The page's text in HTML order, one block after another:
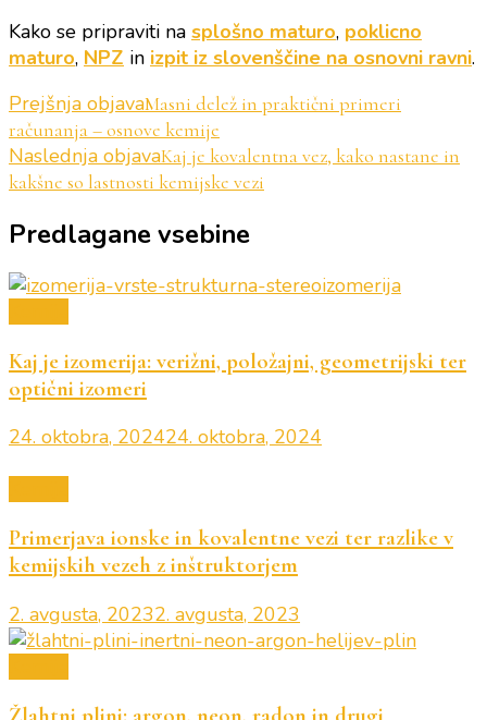
Kako se pripraviti na splošno maturo, poklicno
maturo, NPZ in izpit iz slovenščine na osnovni ravni.
Navigacija
objav
Prejšnja objavaMasni delež in praktični primeri
računanja – osnove kemije
Naslednja objavaKaj je kovalentna vez, kako nastane in
kakšne so lastnosti kemijske vezi
Predlagane vsebine
Kaj je izomerija: verižni, položajni, geometrijski ter
optični izomeri
24. oktobra, 202424. oktobra, 2024
Primerjava ionske in kovalentne vezi ter razlike v
kemijskih vezeh z inštruktorjem
2. avgusta, 20232. avgusta, 2023